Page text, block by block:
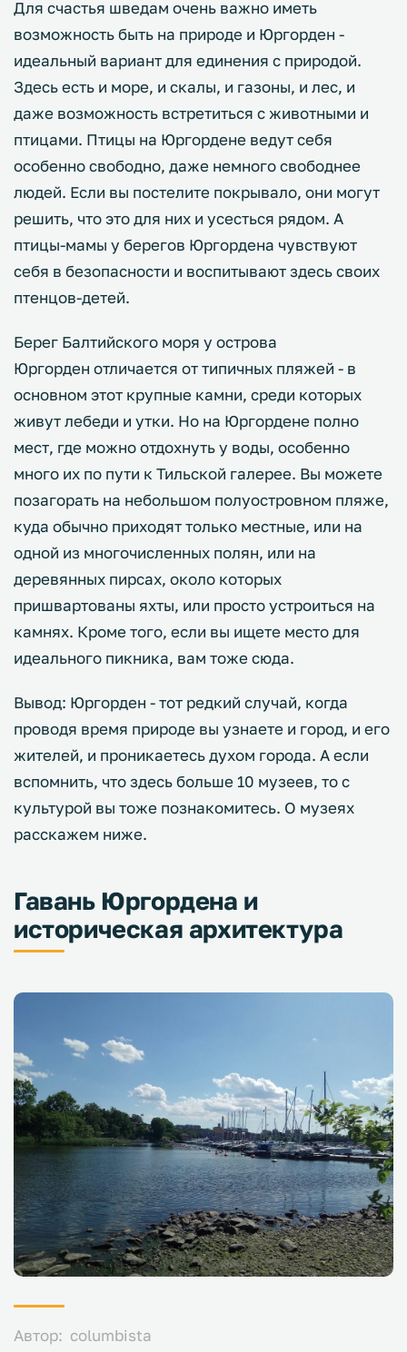
Для счастья шведам очень важно иметь
возможность быть на природе и Юргорден -
идеальный вариант для единения с природой.
Здесь есть и море, и скалы, и газоны, и лес, и
даже возможность встретиться с животными и
птицами. Птицы на Юргордене ведут себя
особенно свободно, даже немного свободнее
людей. Если вы постелите покрывало, они могут
решить, что это для них и усесться рядом. А
птицы-мамы у берегов Юргордена чувствуют
себя в безопасности и воспитывают здесь своих
птенцов-детей.
Берег Балтийского моря у острова
Юргорден отличается от типичных пляжей - в
основном этот крупные камни, среди которых
живут лебеди и утки. Но на Юргордене полно
мест, где можно отдохнуть у воды, особенно
много их по пути к Тильской галерее. Вы можете
позагорать на небольшом полуостровном пляже,
куда обычно приходят только местные, или на
одной из многочисленных полян, или на
деревянных пирсах, около которых
пришвартованы яхты, или просто устроиться на
камнях. Кроме того, если вы ищете место для
идеального пикника, вам тоже сюда.
Вывод: Юргорден - тот редкий случай, когда
проводя время природе вы узнаете и город, и его
жителей, и проникаетесь духом города. А если
вспомнить, что здесь больше 10 музеев, то с
культурой вы тоже познакомитесь. О музеях
расскажем ниже.
Гавань Юргордена и
историческая архитектура
Автор: columbista